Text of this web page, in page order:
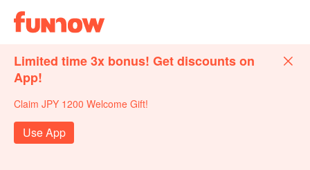
Limited time 3x bonus! Get discounts on
App!
Claim JPY 1200 Welcome Gift!
Use App